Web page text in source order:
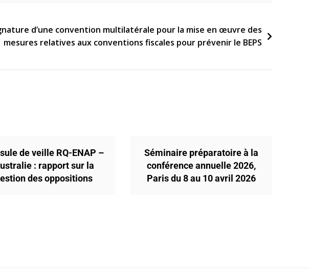
d’une convention multilatérale pour la mise en œuvre des
mesures relatives aux conventions fiscales pour prévenir le BEPS
de veille RQ-ENAP –
: rapport sur la
des oppositions
Séminaire préparatoire à la
conférence annuelle 2026,
Paris du 8 au 10 avril 2026